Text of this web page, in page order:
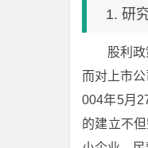
1. 研
股利
而对上市
004年5月
的建立不